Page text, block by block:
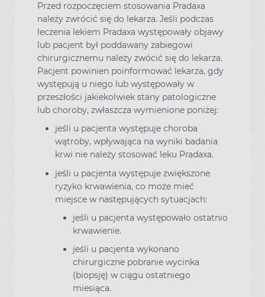
Przed rozpoczęciem stosowania Pradaxa
należy zwrócić się do lekarza. Jeśli podczas
leczenia lekiem Pradaxa występowały objawy
lub pacjent był poddawany zabiegowi
chirurgicznemu należy zwócić się do lekarza.
Pacjent powinien poinformować lekarza, gdy
występują u niego lub występowały w
przeszłości jakiekolwiek stany patologiczne
lub choroby, zwłaszcza wymienione poniżej:
jeśli u pacjenta występuje choroba
wątroby, wpływająca na wyniki badania
krwi nie należy stosować leku Pradaxa.
jeśli u pacjenta występuje zwiększone
ryzyko krwawienia, co może mieć
miejsce w następujących sytuacjach:
jeśli u pacjenta występowało ostatnio
krwawienie.
jeśli u pacjenta wykonano
chirurgiczne pobranie wycinka
(biopsję) w ciągu ostatniego
miesiąca.